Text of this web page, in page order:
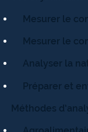
Mesurer le
Mesurer le
Analyser la
Préparer et
Méthodes